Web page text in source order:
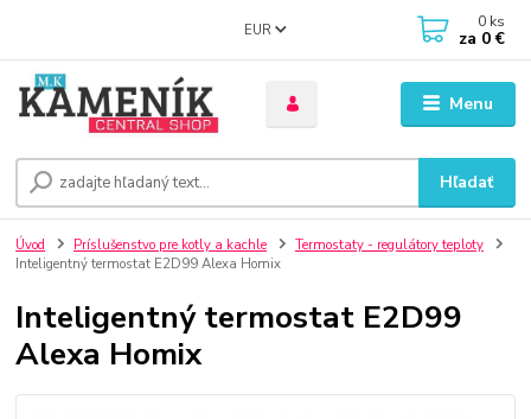
Menu
EUR
Hľadať
0 ks
za 0 €
Úvod Príslušenstvo pre kotly a kachle
Termostaty - regulátory teploty
Inteligentný termostat E2D99 Alexa Homix
Inteligentný termostat E2D99
Alexa Homix